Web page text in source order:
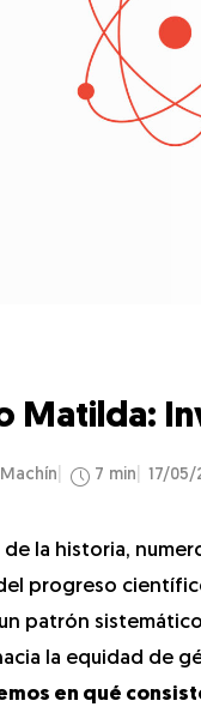
Matilda:
7 min 17/05/
la historia,
progreso
patrón
la equidad de
en qué